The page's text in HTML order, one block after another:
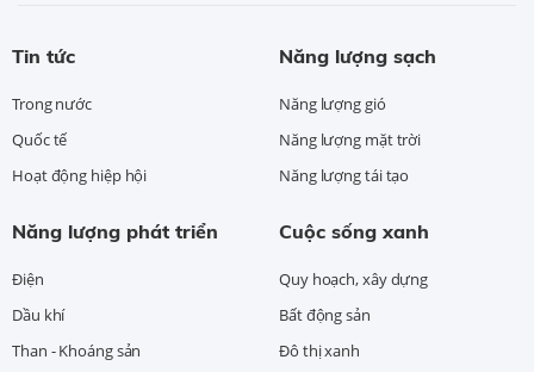
Tin tức
Trong nước
Quốc tế
Hoạt động hiệp hội
Năng lượng sạch
Năng lượng gió
Năng lượng mặt trời
Năng lượng tái tạo
Năng lượng phát triển
Điện
Dầu khí
Than - Khoáng sản
Cuộc sống xanh
Quy hoạch, xây dựng
Bất động sản
Đô thị xanh